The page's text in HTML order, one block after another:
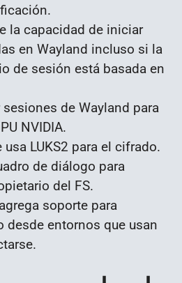
la capacidad de iniciar
en Wayland incluso si la
de sesión está basada en
de Wayland para
NVIDIA.
LUKS2 para el cifrado.
de diálogo para
del FS.
soporte para
desde entornos que usan